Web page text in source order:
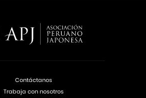
Contáctanos
Trabaja con nosotros